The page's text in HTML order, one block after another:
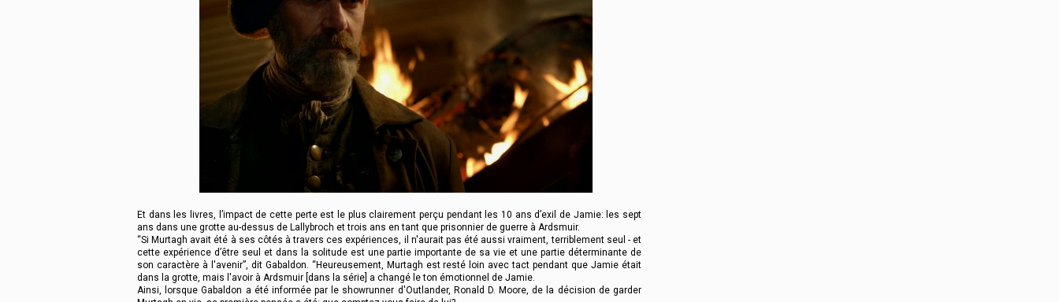
Et dans les livres, l’impact de cette perte est le plus clairement perçu pendant les 10 ans d’exil de Jamie: les sept
ans dans une grotte au-dessus de Lallybroch et trois ans en tant que prisonnier de guerre à Ardsmuir.
“Si Murtagh avait été à ses côtés à travers ces expériences, il n'aurait pas été aussi vraiment, terriblement seul - et
cette expérience d’être seul et dans la solitude est une partie importante de sa vie et une partie déterminante de
son caractère à l'avenir”, dit Gabaldon. “Heureusement, Murtagh est resté loin avec tact pendant que Jamie était
dans la grotte, mais l'avoir à Ardsmuir [dans la série] a changé le ton émotionnel de Jamie.
Ainsi, lorsque Gabaldon a été informée par le showrunner d'Outlander, Ronald D. Moore, de la décision de garder